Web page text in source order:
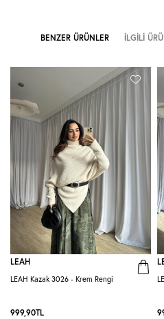
BENZER ÜRÜNLER İLGILI
LEAH
LEAH Kazak 3026 - Krem Rengi
999,90TL